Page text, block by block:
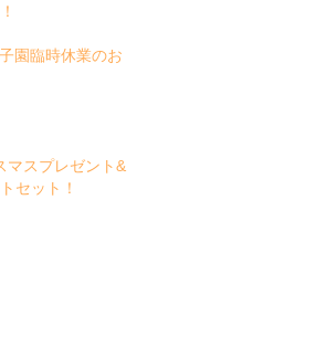
使
さ
園臨時休業のお
マスプレゼント&
セット！